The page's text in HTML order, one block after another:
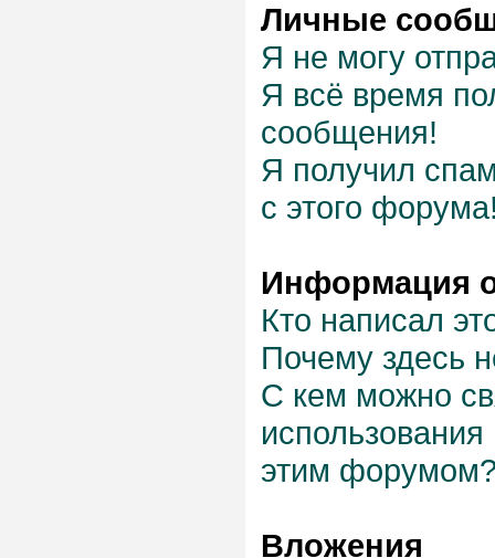
Личные
Я не могу
Я всё время
сообщения!
Я получил
с этого
Информация
Кто написал
Почему здесь
С кем можно
этим
Вложения